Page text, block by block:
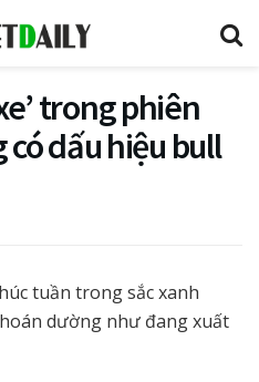
trong phiên
dấu hiệu bull
tuần trong sắc xanh
dường như đang xuất